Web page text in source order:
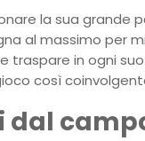
la sua grande
al massimo per
in ogni
così
dal